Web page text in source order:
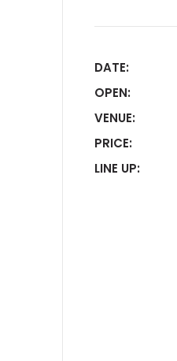
DATE:
OPEN:
VENUE:
PRICE:
LINE UP: